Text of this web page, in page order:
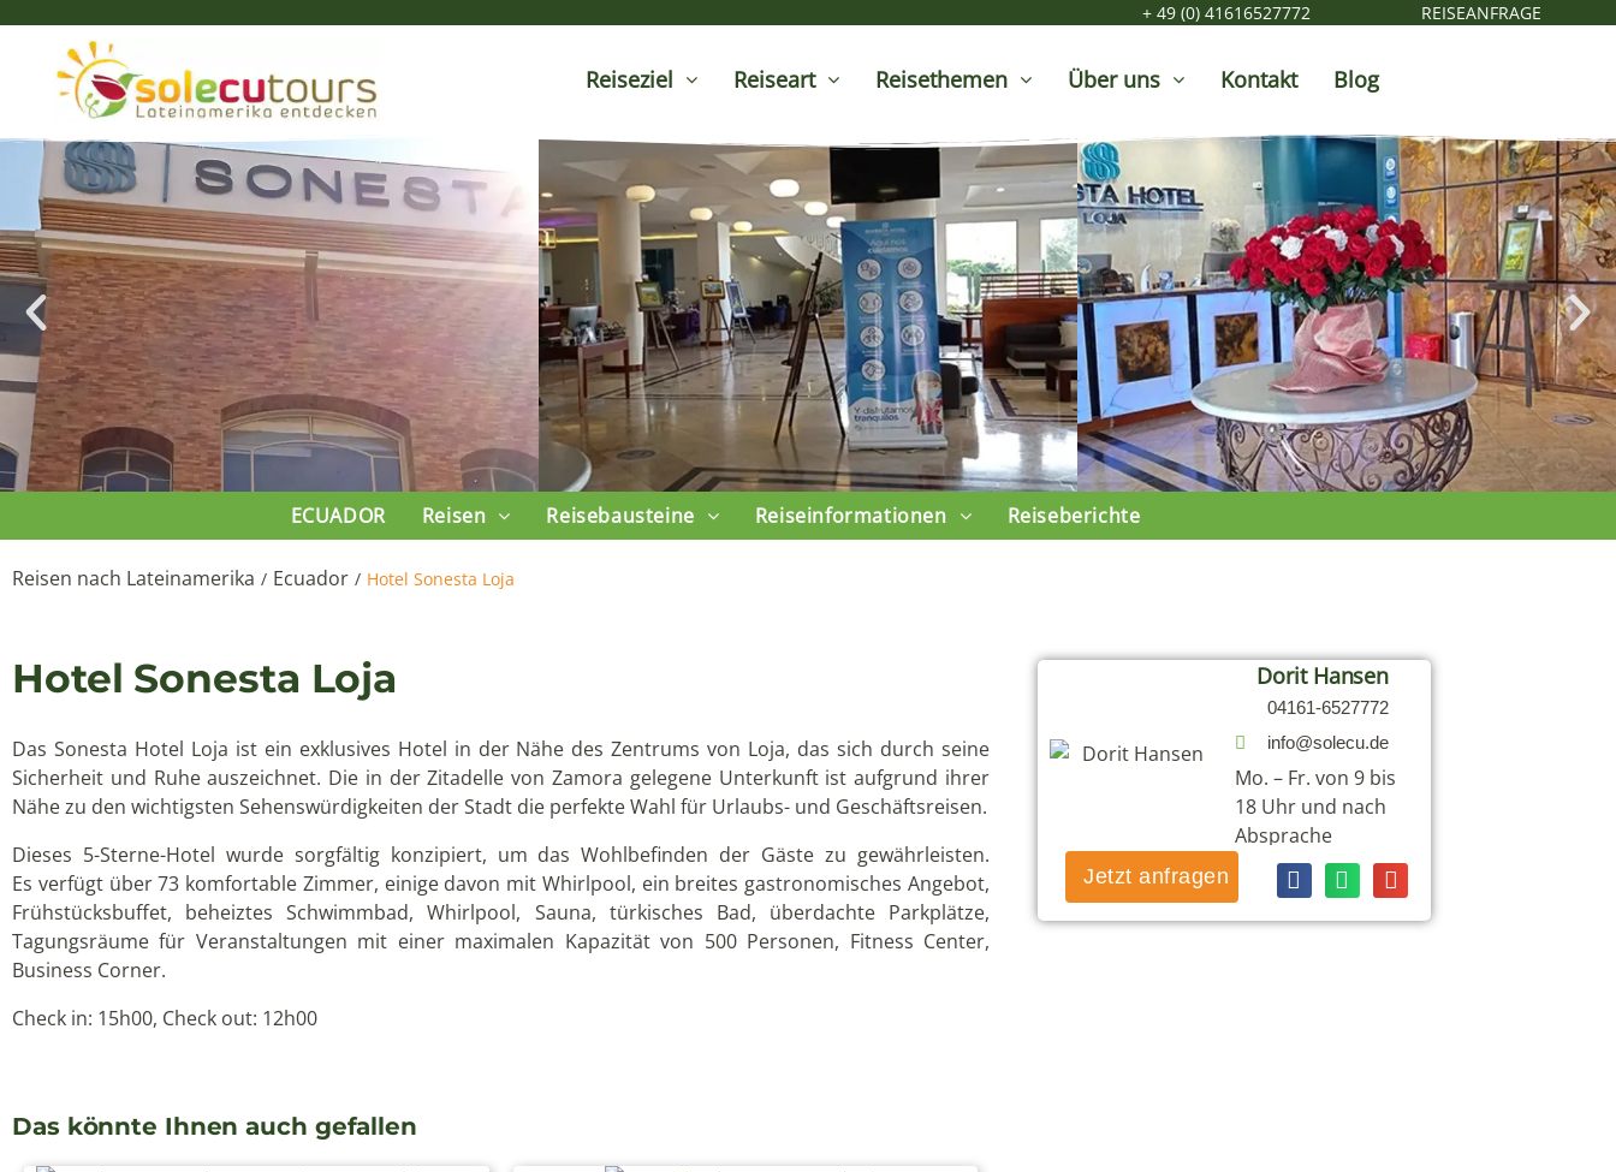
+ 49 (0) 41616527772 REISEANFRAGE
Reiseziel Reiseart Reisethemen Über uns Kontakt Blog
ECUADOR Reisen Reisebausteine Reiseinformationen Reiseberichte
Reisen nach Lateinamerika / Ecuador / Hotel Sonesta Loja
Hotel Sonesta Loja
Das Sonesta Hotel Loja ist ein exklusives Hotel in der Nähe des Zentrums von Loja, das sich durch seine
Sicherheit und Ruhe auszeichnet. Die in der Zitadelle von Zamora gelegene Unterkunft ist aufgrund ihrer
Nähe zu den wichtigsten Sehenswürdigkeiten der Stadt die perfekte Wahl für Urlaubs- und Geschäftsreisen.
Dieses 5-Sterne-Hotel wurde sorgfältig konzipiert, um das Wohlbefinden der Gäste zu gewährleisten.
Es verfügt über 73 komfortable Zimmer, einige davon mit Whirlpool, ein breites gastronomisches Angebot,
Frühstücksbuffet, beheiztes Schwimmbad, Whirlpool, Sauna, türkisches Bad, überdachte Parkplätze,
Tagungsräume für Veranstaltungen mit einer maximalen Kapazität von 500 Personen, Fitness Center,
Business Corner.
Check in: 15h00, Check out: 12h00
Das könnte Ihnen auch gefallen
Dorit Hansen
04161-6527772
info@solecu.de
Mo. – Fr. von 9 bis
18 Uhr und nach
Absprache
Jetzt anfragen